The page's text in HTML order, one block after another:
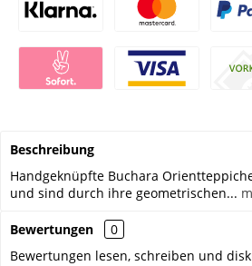
Beschreibung
Handgeknüpfte Buchara
und sind durch ihre geometrischen...
Bewertungen
0
Bewertungen lesen, schreiben und